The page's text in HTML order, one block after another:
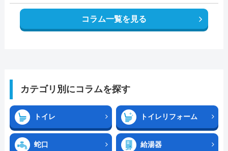
コラム一覧を見る
カテゴリ別にコラムを探す
トイレ トイレリフォーム
蛇口 給湯器